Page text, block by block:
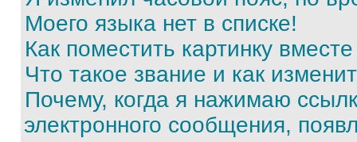
Моего языка нет в списке!
Как поместить картинку
Что такое звание и как
Почему, когда я нажимаю
электронного сообщения,